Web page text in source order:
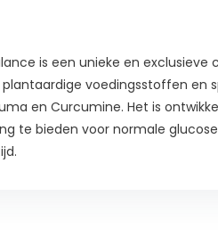
is een unieke en exclusieve
voedingsstoffen en
en Curcumine. Het is
te bieden voor normale